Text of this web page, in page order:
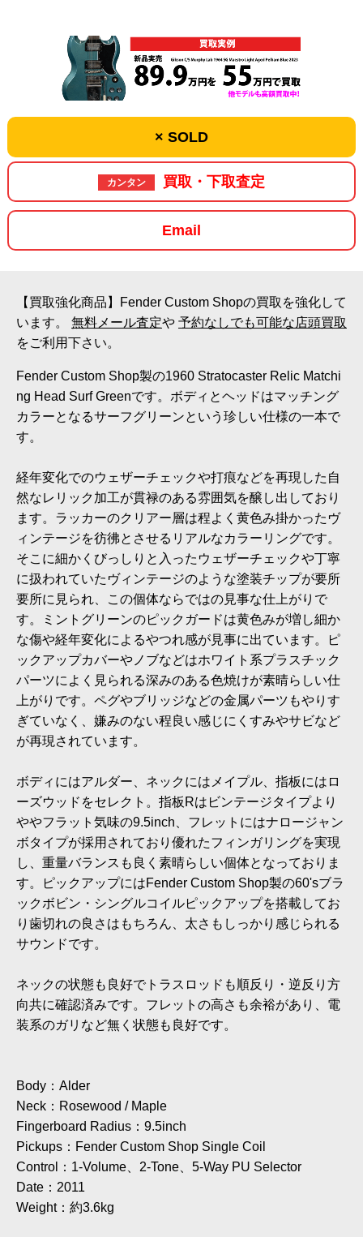
× SOLD
カンタン 買取・下取査定
Email
【買取強化商品】Fender Custom Shopの買取を強化して
います。 無料メール査定や 予約なしでも可能な店頭買取
をご利用下さい。
Fender Custom Shop製の1960 Stratocaster Relic Matchi
ng Head Surf Greenです。ボディとヘッドはマッチング
カラーとなるサーフグリーンという珍しい仕様の一本で
す。
経年変化でのウェザーチェックや打痕などを再現した自
然なレリック加工が貫禄のある雰囲気を醸し出しており
ます。ラッカーのクリアー層は程よく黄色み掛かったヴ
ィンテージを彷彿とさせるリアルなカラーリングです。
そこに細かくびっしりと入ったウェザーチェックや丁寧
に扱われていたヴィンテージのような塗装チップが要所
要所に見られ、この個体ならではの見事な仕上がりで
す。ミントグリーンのピックガードは黄色みが増し細か
な傷や経年変化によるやつれ感が見事に出ています。ピ
ックアップカバーやノブなどはホワイト系プラスチック
パーツによく見られる深みのある色焼けが素晴らしい仕
上がりです。ペグやブリッジなどの金属パーツもやりす
ぎていなく、嫌みのない程良い感じにくすみやサビなど
が再現されています。
ボディにはアルダー、ネックにはメイプル、指板にはロ
ーズウッドをセレクト。指板Rはビンテージタイプより
ややフラット気味の9.5inch、フレットにはナロージャン
ボタイプが採用されており優れたフィンガリングを実現
し、重量バランスも良く素晴らしい個体となっておりま
す。ピックアップにはFender Custom Shop製の60'sブラ
ックボビン・シングルコイルピックアップを搭載してお
り歯切れの良さはもちろん、太さもしっかり感じられる
サウンドです。
ネックの状態も良好でトラスロッドも順反り・逆反り方
向共に確認済みです。フレットの高さも余裕があり、電
装系のガリなど無く状態も良好です。
Body：Alder
Neck：Rosewood / Maple
Fingerboard Radius：9.5inch
Pickups：Fender Custom Shop Single Coil
Control：1-Volume、2-Tone、5-Way PU Selector
Date：2011
Weight：約3.6kg